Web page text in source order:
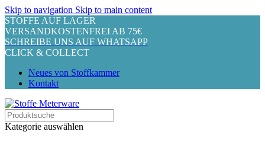
Skip to navigation Skip to main content
STOFFE AUF LAGER
VERSANDKOSTENFREI AB 75€
SCHREIBE UNS AUF WHATSAPP
CLICK & COLLECT
Neues von Stoffkammer
Kontakt
Kategorie auswählen